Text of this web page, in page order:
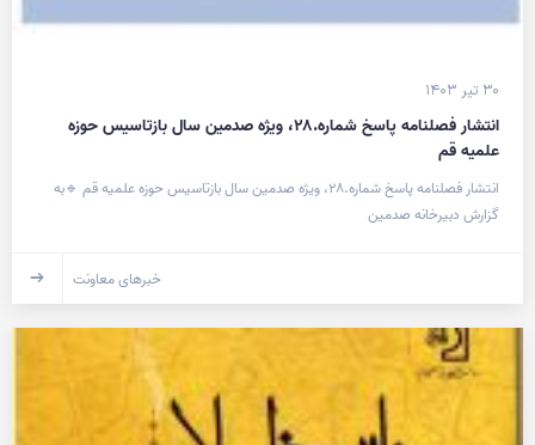
۳۰ تیر ۱۴۰۳
انتشار فصلنامه پاسخ شماره.۲۸، ویژه صدمین سال بازتاسیس حوزه
علمیه قم
انتشار فصلنامه پاسخ شماره.۲۸، ویژه صدمین سال بازتاسیس حوزه علمیه قم 🔹به
گزارش دبیرخانه صدمین
خبرهای معاونت